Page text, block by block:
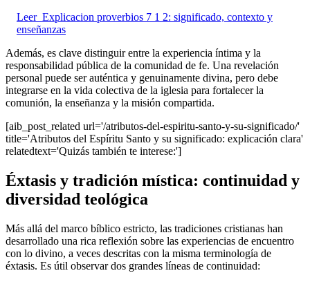
Leer Explicacion proverbios 7 1 2: significado, contexto y
enseñanzas
Además, es clave distinguir entre la experiencia íntima y la
responsabilidad pública de la comunidad de fe. Una revelación
personal puede ser auténtica y genuinamente divina, pero debe
integrarse en la vida colectiva de la iglesia para fortalecer la
comunión, la enseñanza y la misión compartida.
[aib_post_related url='/atributos-del-espiritu-santo-y-su-significado/'
title='Atributos del Espíritu Santo y su significado: explicación clara'
relatedtext='Quizás también te interese:']
Éxtasis y tradición mística: continuidad y
diversidad teológica
Más allá del marco bíblico estricto, las tradiciones cristianas han
desarrollado una rica reflexión sobre las experiencias de encuentro
con lo divino, a veces descritas con la misma terminología de
éxtasis. Es útil observar dos grandes líneas de continuidad: